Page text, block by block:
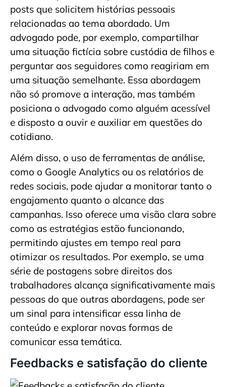
posts que solicitem histórias pessoais
relacionadas ao tema abordado. Um
advogado pode, por exemplo, compartilhar
uma situação fictícia sobre custódia de filhos e
perguntar aos seguidores como reagiriam em
uma situação semelhante. Essa abordagem
não só promove a interação, mas também
posiciona o advogado como alguém acessível
e disposto a ouvir e auxiliar em questões do
cotidiano.
Além disso, o uso de ferramentas de análise,
como o Google Analytics ou os relatórios de
redes sociais, pode ajudar a monitorar tanto o
engajamento quanto o alcance das
campanhas. Isso oferece uma visão clara sobre
como as estratégias estão funcionando,
permitindo ajustes em tempo real para
otimizar os resultados. Por exemplo, se uma
série de postagens sobre direitos dos
trabalhadores alcança significativamente mais
pessoas do que outras abordagens, pode ser
um sinal para intensificar essa linha de
conteúdo e explorar novas formas de
comunicar essa temática.
Feedbacks e satisfação do cliente